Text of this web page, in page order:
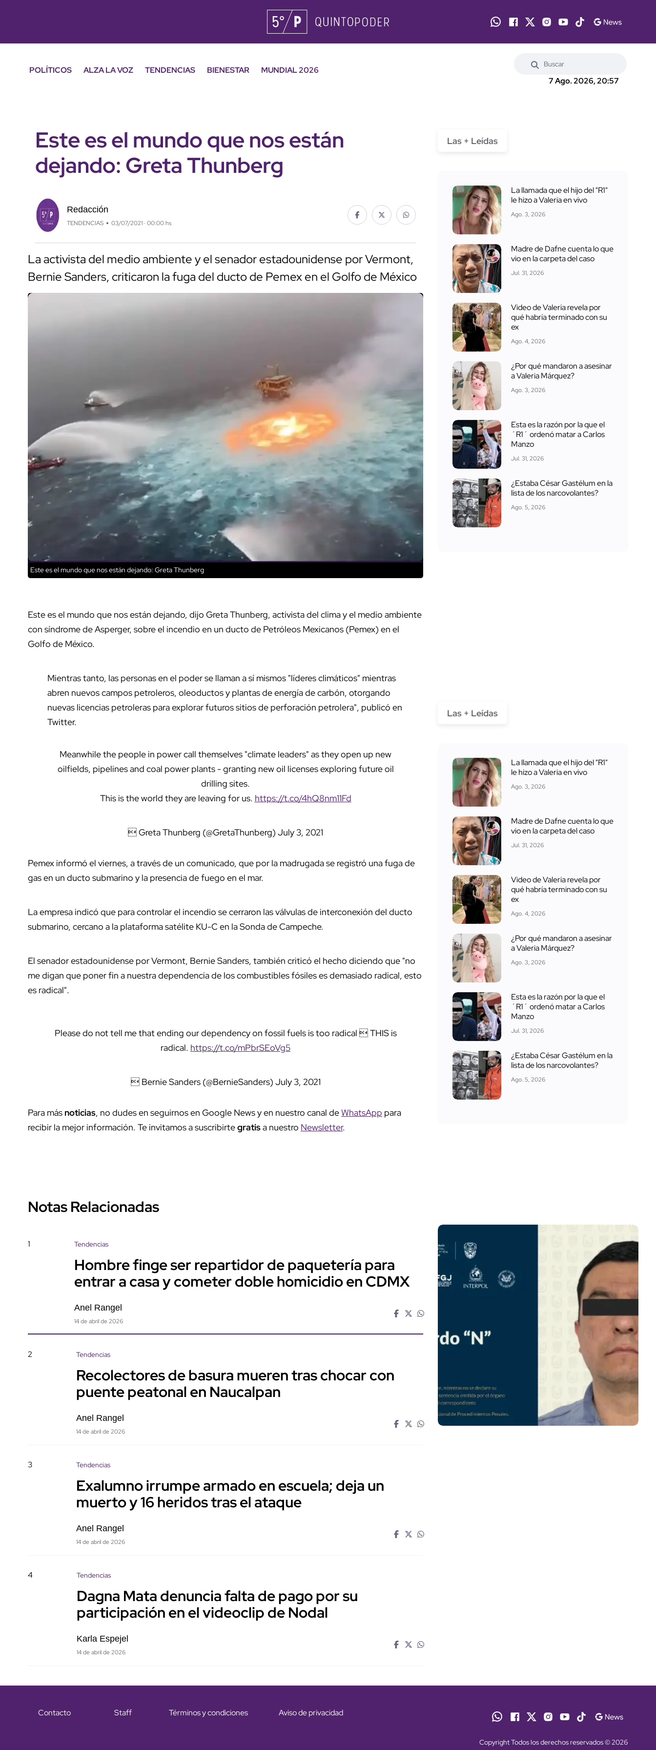
POLÍTICOS ALZA LA VOZ TENDENCIAS BIENESTAR
MUNDIAL 2026
7 Ago. 2026, 20:57
Este es el mundo que nos están
dejando: Greta Thunberg
Redacción
TENDENCIAS 03/07/2021 · 00:00 hs
La activista del medio ambiente y el senador estadounidense por Vermont,
Bernie Sanders, criticaron la fuga del ducto de Pemex en el Golfo de México
Este es el mundo que nos están dejando: Greta Thunberg
Este es el mundo que nos están dejando, dijo Greta Thunberg, activista del clima y el medio ambiente
con síndrome de Asperger, sobre el incendio en un ducto de Petróleos Mexicanos (Pemex) en el
Golfo de México.
Mientras tanto, las personas en el poder se llaman a sí mismos "líderes climáticos" mientras
abren nuevos campos petroleros, oleoductos y plantas de energía de carbón, otorgando
nuevas licencias petroleras para explorar futuros sitios de perforación petrolera", publicó en
Twitter.
Meanwhile the people in power call themselves "climate leaders" as they open up new
oilfields, pipelines and coal power plants - granting new oil licenses exploring future oil
drilling sites.
This is the world they are leaving for us. https://t.co/4hQ8nm11Fd
 Greta Thunberg (@GretaThunberg) July 3, 2021
Pemex informó el viernes, a través de un comunicado, que por la madrugada se registró una fuga de
gas en un ducto submarino y la presencia de fuego en el mar.
La empresa indicó que para controlar el incendio se cerraron las válvulas de interconexión del ducto
submarino, cercano a la plataforma satélite KU-C en la Sonda de Campeche.
El senador estadounidense por Vermont, Bernie Sanders, también criticó el hecho diciendo que "no
me digan que poner fin a nuestra dependencia de los combustibles fósiles es demasiado radical, esto
es radical".
Please do not tell me that ending our dependency on fossil fuels is too radical  THIS is
radical. https://t.co/mPbrSEoVg5
 Bernie Sanders (@BernieSanders) July 3, 2021
Para más noticias, no dudes en seguirnos en Google News y en nuestro canal deWhatsApp para
recibir la mejor información. Te invitamos a suscribirtegratisa nuestro Newsletter.
Notas Relacionadas
1 Tendencias
Hombre finge ser repartidor de paquetería para
entrar a casa y cometer doble homicidio en CDMX
Anel Rangel
14 de abril de 2026
2 Tendencias
Recolectores de basura mueren tras chocar con
puente peatonal en Naucalpan
Anel Rangel
14 de abril de 2026
3 Tendencias
Exalumno irrumpe armado en escuela; deja un
muerto y 16 heridos tras el ataque
Anel Rangel
14 de abril de 2026
4 Tendencias
Dagna Mata denuncia falta de pago por su
participación en el videoclip de Nodal
Karla Espejel
14 de abril de 2026
Las + Leídas
La llamada que el hijo del "R1"
le hizo a Valeria en vivo
Ago. 3, 2026
Madre de Dafne cuenta lo que
vio en la carpeta del caso
Jul. 31, 2026
Video de Valeria revela por
qué habría terminado con su
ex
Ago. 4, 2026
¿Por qué mandaron a asesinar
a Valeria Márquez?
Ago. 3, 2026
Esta es la razón por la que el
´R1´ ordenó matar a Carlos
Manzo
Jul. 31, 2026
¿Estaba César Gastélum en la
lista de los narcovolantes?
Ago. 5, 2026
Las + Leídas
La llamada que el hijo del "R1"
le hizo a Valeria en vivo
Ago. 3, 2026
Madre de Dafne cuenta lo que
vio en la carpeta del caso
Jul. 31, 2026
Video de Valeria revela por
qué habría terminado con su
ex
Ago. 4, 2026
¿Por qué mandaron a asesinar
a Valeria Márquez?
Ago. 3, 2026
Esta es la razón por la que el
´R1´ ordenó matar a Carlos
Manzo
Jul. 31, 2026
¿Estaba César Gastélum en la
lista de los narcovolantes?
Ago. 5, 2026
Contacto Staff Términos y condiciones Aviso de privacidad
Copyright Todos los derechos reservados © 2026